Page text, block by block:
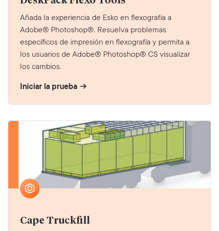
Añada la experiencia de Esko en flexografía a
Adobe® Photoshop®. Resuelva problemas
específicos de impresión en flexografía y permita a
los usuarios de Adobe® Photoshop® CS visualizar
los cambios.
Iniciar la prueba
Cape Truckfill